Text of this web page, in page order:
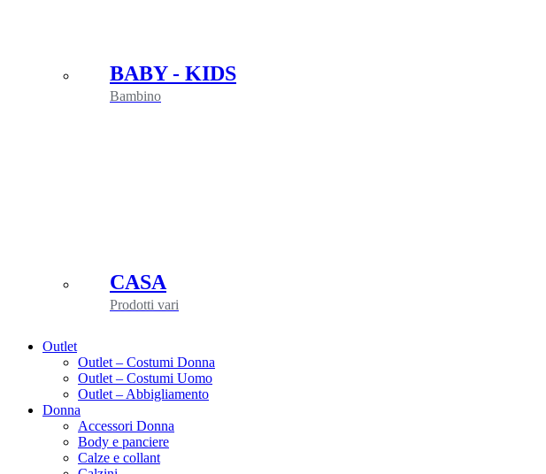
BABY - KIDS
Bambino
CASA
Prodotti vari
Outlet
Outlet – Costumi Donna
Outlet – Costumi Uomo
Outlet – Abbigliamento
Donna
Accessori Donna
Body e panciere
Calze e collant